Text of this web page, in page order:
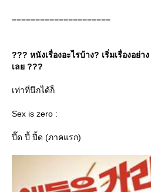
=====================
??? หนังเรื่องอะไรบ้าง? เริ่มเรื่องอย่า
เลย ???
เท่าที่นึกได้ก็
Sex is zero :
ปี๊ด ปี้ ปิ้ด (ภาคแรก)